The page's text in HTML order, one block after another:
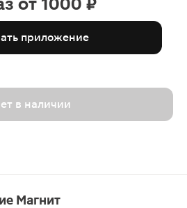
приложение
в наличии
Магнит